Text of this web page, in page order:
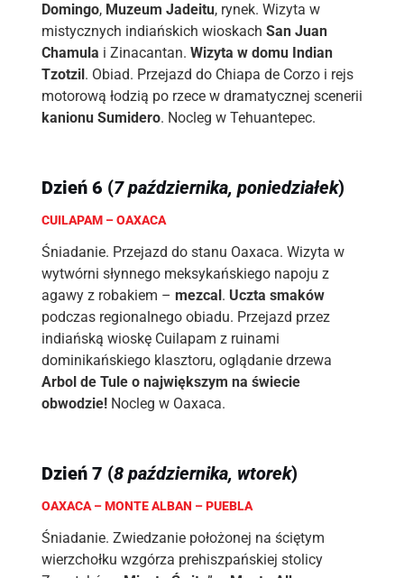
Domingo, Muzeum Jadeitu, rynek. Wizyta w
mistycznych indiańskich wioskach San Juan
Chamula i Zinacantan. Wizyta w domu Indian
Tzotzil. Obiad. Przejazd do Chiapa de Corzo i rejs
motorową łodzią po rzece w dramatycznej scenerii
kanionu Sumidero. Nocleg w Tehuantepec.
Dzień 6 (7 października, poniedziałek)
CUILAPAM – OAXACA
Śniadanie. Przejazd do stanu Oaxaca. Wizyta w
wytwórni słynnego meksykańskiego napoju z
agawy z robakiem – mezcal. Uczta smaków
podczas regionalnego obiadu. Przejazd przez
indiańską wioskę Cuilapam z ruinami
dominikańskiego klasztoru, oglądanie drzewa
Arbol de Tule o największym na świecie
obwodzie!Nocleg w Oaxaca.
Dzień 7 (8 października, wtorek)
OAXACA – MONTE ALBAN – PUEBLA
Śniadanie. Zwiedzanie położonej na ściętym
wierzchołku wzgórza prehiszpańskiej stolicy